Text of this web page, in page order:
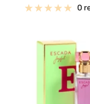
de
0